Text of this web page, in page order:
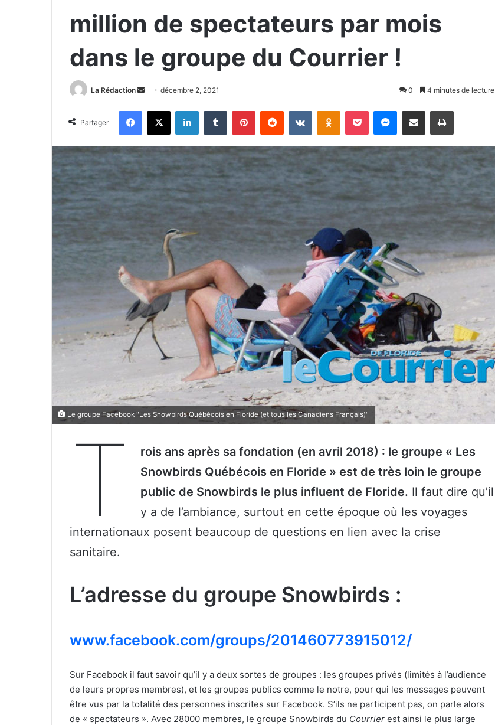
million de spectateurs par mois
dans le groupe du Courrier !
La Rédaction
Envoyer
courriel
décembre 2, 2021 0 4 minutes de lecture
Partager
Facebook
X LinkedinTumblr PinterestReddit VKontakteOdnoklassniki
Pocket Messenger
Partager par email Imprimer
Le groupe Facebook "Les Snowbirds Québécois en Floride (et tous les Canadiens Français)"
T
rois ans après sa fondation (en avril 2018) : le groupe « Les
Snowbirds Québécois en Floride » est de très loin le groupe
public de Snowbirds le plus influent de Floride. Il faut dire qu’il
y a de l’ambiance, surtout en cette époque où les voyages
internationaux posent beaucoup de questions en lien avec la crise
sanitaire.
L’adresse du groupe Snowbirds :
www.facebook.com/groups/201460773915012/
Sur Facebook il faut savoir qu’il y a deux sortes de groupes : les groupes privés (limités à l’audience
de leurs propres membres), et les groupes publics comme le notre, pour qui les messages peuvent
être vus par la totalité des personnes inscrites sur Facebook. S’ils ne participent pas, on parle alors
de « spectateurs ». Avec 28000 membres, le groupe Snowbirds du Courrier est ainsi le plus large